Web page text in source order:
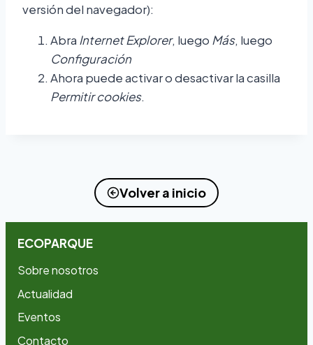
versión del navegador):
Abra Internet Explorer, luego Más, luego
Configuración
Ahora puede activar o desactivar la casilla
Permitir cookies.
Volver a inicio
ECOPARQUE
Sobre nosotros
Actualidad
Eventos
Contacto